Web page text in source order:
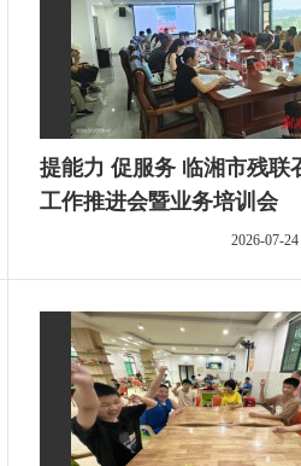
提能力 促服务 临湘市残联
工作推进会暨业务培训会
2026-07-